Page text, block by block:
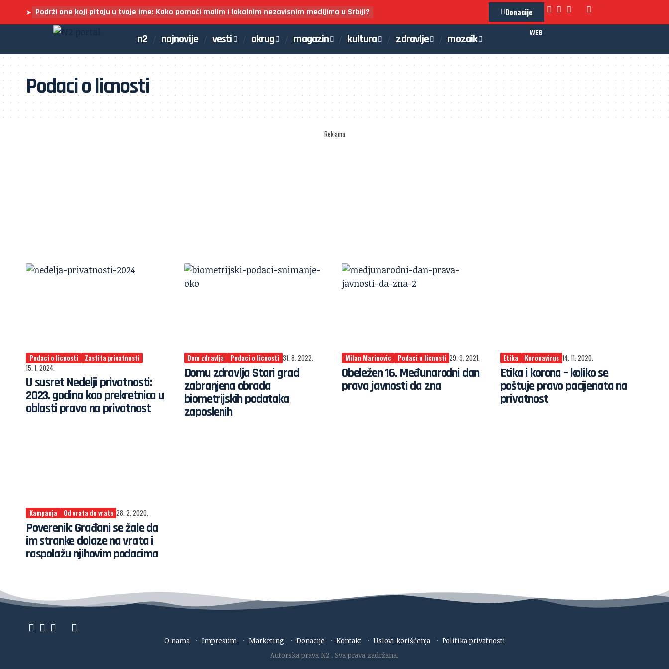
➤ Podrži one koji pitaju u tvoje ime: Kako pomoći malim i lokalnim nezavisnim medijima u Srbiji? Donacije
n2 najnovije vesti okrug magazin kultura zdravlje mozaik WEB
Podaci o licnosti
Reklama
Podaci o licnosti
Zastita privatnosti
15. 1. 2024.
U susret Nedelji privatnosti:
2023. godina kao prekretnica u
oblasti prava na privatnost
Dom zdravlja Podaci o licnosti 31. 8. 2022.
Domu zdravlja Stari grad
zabranjena obrada
biometrijskih podataka
zaposlenih
Milan Marinovic Podaci o licnosti 29. 9. 2021.
Obeležen 16. Međunarodni dan
prava javnosti da zna
Etika Koronavirus 14. 11. 2020.
Etika i korona – koliko se
poštuje pravo pacijenata na
privatnost
Kampanja Od vrata do vrata 28. 2. 2020.
Poverenik: Građani se žale da
im stranke dolaze na vrata i
raspolažu njihovim podacima
O nama · Impresum · Marketing · Donacije · Kontakt · Uslovi korišćenja · Politika privatnosti
Autorska prava N2 . Sva prava zadržana.